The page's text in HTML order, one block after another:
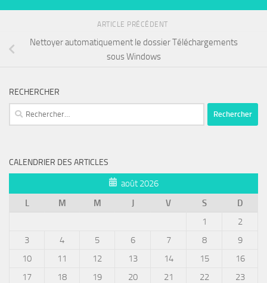
ARTICLE PRÉCÉDENT
Nettoyer automatiquement le dossier Téléchargements
sous Windows
RECHERCHER
Rechercher :
CALENDRIER DES ARTICLES
août 2026
L
M M J V S
D
1
2
3
4 5 6 7 8
9
10
11 12 13 14 15
16
17
18 19 20 21 22
23